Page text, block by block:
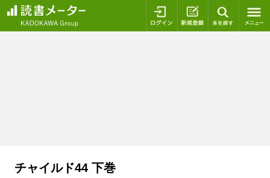
ログイン 新規登録
チャイルド44 下巻